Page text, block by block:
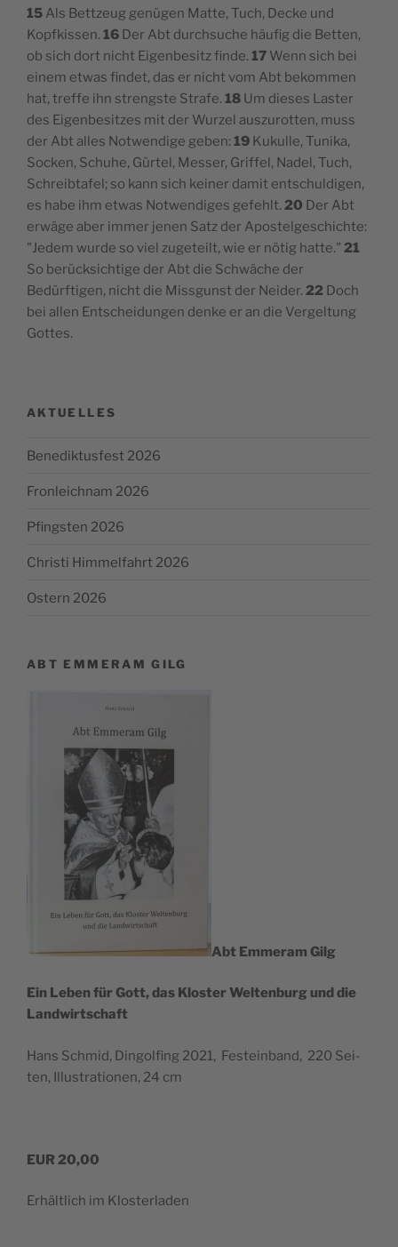
15 Als Bettzeug genügen Matte, Tuch, Decke und
Kopfkissen. 16 Der Abt durchsuche häufig die Betten,
ob sich dort nicht Eigenbesitz finde. 17 Wenn sich bei
einem etwas findet, das er nicht vom Abt bekommen
hat, treffe ihn strengste Strafe. 18 Um dieses Laster
des Eigenbesitzes mit der Wurzel auszurotten, muss
der Abt alles Notwendige geben: 19 Kukulle, Tunika,
Socken, Schuhe, Gürtel, Messer, Griffel, Nadel, Tuch,
Schreibtafel; so kann sich keiner damit entschuldigen,
es habe ihm etwas Notwendiges gefehlt. 20 Der Abt
erwäge aber immer jenen Satz der Apostelgeschichte:
"Jedem wurde so viel zugeteilt, wie er nötig hatte." 21
So berücksichtige der Abt die Schwäche der
Bedürftigen, nicht die Missgunst der Neider. 22 Doch
bei allen Entscheidungen denke er an die Vergeltung
Gottes.
AKTUELLES
Benediktusfest 2026
Fronleichnam 2026
Pfingsten 2026
Christi Himmelfahrt 2026
Ostern 2026
ABT EMMERAM GILG
Abt Emmer­am Gilg
Ein Leben für Gott, das Klos­ter Wel­ten­burg und die
Landwirtschaft
Hans Schmid, Din­gol­fing 2021, Fest­ein­band, 220 Sei­
ten, Illus­tra­tio­nen, 24 cm
EUR 20,00
Erhält­lich im Klosterladen